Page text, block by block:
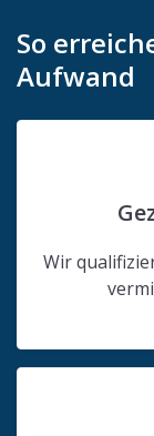
So
Aufwand
Wir